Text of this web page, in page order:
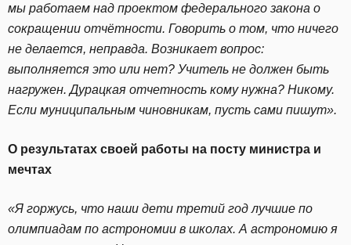
мы работаем над проектом федерального закона о
сокращении отчётности. Говорить о том, что ничего
не делается, неправда. Возникает вопрос:
выполняется это или нет? Учитель не должен быть
нагружен. Дурацкая отчетность кому нужна? Никому.
Если муниципальным чиновникам, пусть сами пишут».
О результатах своей работы на посту министра и
мечтах
«Я горжусь, что наши дети третий год лучшие по
олимпиадам по астрономии в школах. А астрономию я